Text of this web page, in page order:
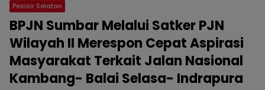
Pesisir Selatan
BPJN Sumbar Melalui Satker PJN
Wilayah II Merespon Cepat Aspirasi
Masyarakat Terkait Jalan Nasional
Kambang- Balai Selasa- Indrapura